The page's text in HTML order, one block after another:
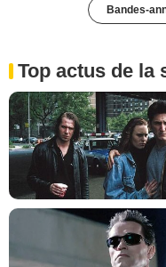
Bandes-
Top actus de la